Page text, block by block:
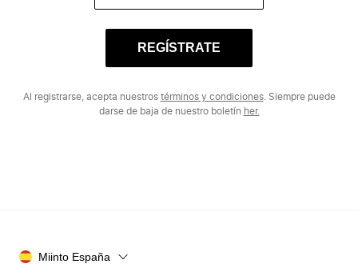
REGÍSTRATE
Al registrarse, acepta nuestros términos y condiciones. Siempre puede
darse de baja de nuestro boletín her.
Miinto España